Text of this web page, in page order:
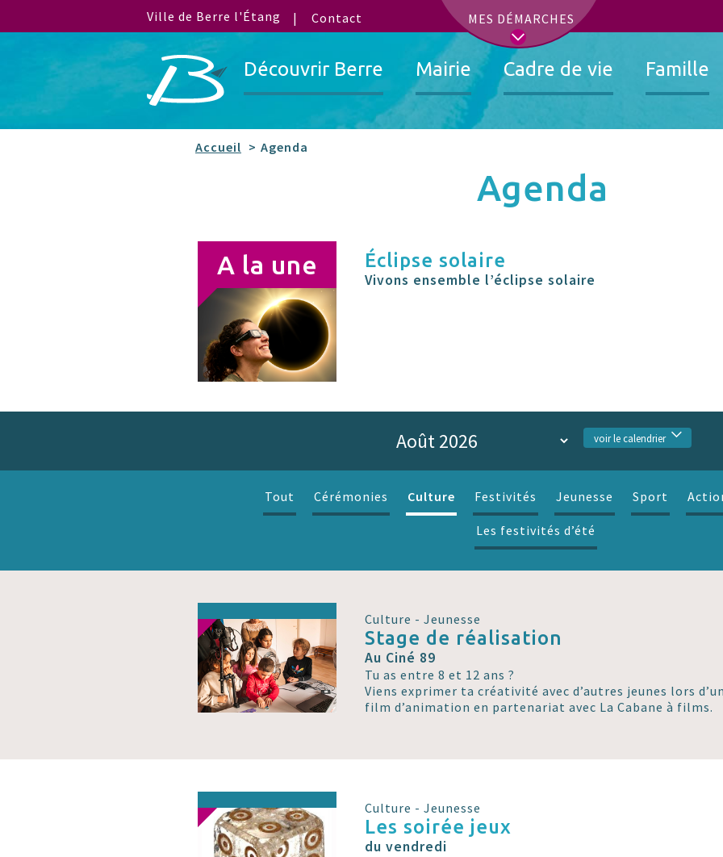
Ville de Berre l'Étang MES DÉMARCHES
Contact
Découvrir Berre Mairie Cadre de vie Famille
Accueil Agenda
Agenda
A la une Éclipse solaire
Vivons ensemble l’éclipse solaire
voir le calendrier
Tout Cérémonies Culture Festivités Jeunesse Sport
Les festivités d’été
Culture - Jeunesse
Stage de réalisation
Au Ciné 89
Tu as entre 8 et 12 ans ?
Viens exprimer ta créativité avec d’autres jeunes lors
film d’animation en partenariat avec La Cabane à films.
Culture - Jeunesse
Les soirée jeux
du vendredi